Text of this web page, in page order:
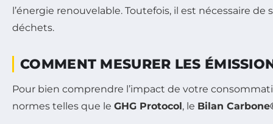
l’énergie renouvelable. Toutefois, il est nécessaire
déchets.
COMMENT MESURER LES
Pour bien comprendre l’impact de votre
normes telles que le GHG Protocol, le Bilan